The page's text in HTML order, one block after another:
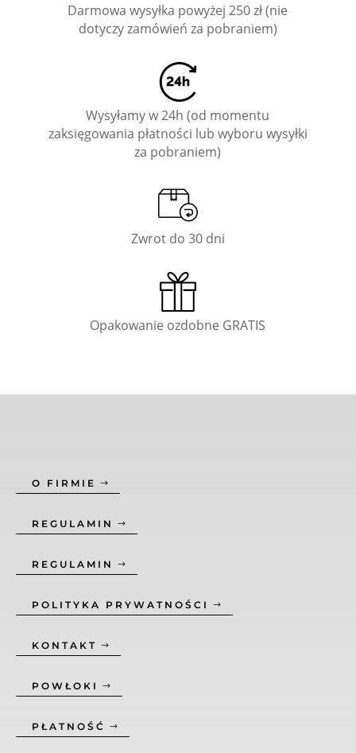
Darmowa wysyłka powyżej 250 zł (nie
dotyczy zamówień za pobraniem)
Wysyłamy w 24h (od momentu
zaksięgowania płatności lub wyboru wysyłki
za pobraniem)
Zwrot do 30 dni
Opakowanie ozdobne GRATIS
O FIRMIE
REGULAMIN
REGULAMIN
POLITYKA PRYWATNOŚCI
KONTAKT
POWŁOKI
PŁATNOŚĆ